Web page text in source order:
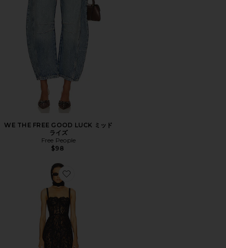
WE THE FREE GOOD LUCK ミッド
ライズ
Free People
$98
Favorite THE LACE COLUMN ドレス